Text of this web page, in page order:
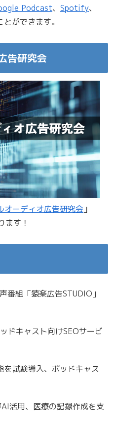
Podcast、 Spotify、
ができます。
告研究会
オーディオ広告研究会 」
ます！
番組「猿楽広告STUDIO」
ドキャスト向けSEOサービ
試験導入、ポッドキャス
活用、医療の記録作成を支